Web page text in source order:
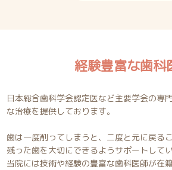
経験豊富な歯科
日本総合歯科学会認定医など主要学会の専
な治療を提供しております。
歯は一度削ってしまうと、二度と元に戻る
残った歯を大切にできるようサポートしてい
当院には技術や経験の豊富な歯科医師が在